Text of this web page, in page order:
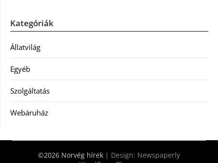
Kategóriák
Állatvilág
Egyéb
Szolgáltatás
Webáruház
©2026 Norvég hírek | Design: Newspaperly